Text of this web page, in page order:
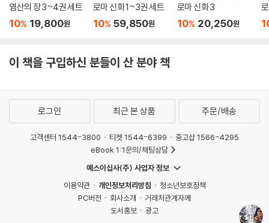
염산의 장 3~4권 세트
10% 19,800원
로마 신화 1~3권 세트
10% 59,850원
로마 신화 3
10% 20,250원
이 책을 구입하신 분들이 산 분야 책
로그인 최근 본 상품 주문/배송
고객센터 1544-3800 티켓 1544-6399
중고샵 1566-4295
eBook 1:1문의/채팅상담
예스이십사(주) 사업자 정보
이용약관
개인정보처리방침
청소년보호정책
PC버전
회사소개
거래처관계자께
도서홍보
광고